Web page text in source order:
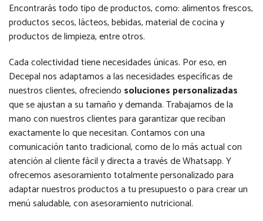
Encontrarás todo tipo de productos, como: alimentos frescos,
productos secos, lácteos, bebidas, material de cocina y
productos de limpieza, entre otros.
Cada colectividad tiene necesidades únicas. Por eso, en
Decepal nos adaptamos a las necesidades específicas de
nuestros clientes, ofreciendo soluciones personalizadas
que se ajustan a su tamaño y demanda. Trabajamos de la
mano con nuestros clientes para garantizar que reciban
exactamente lo que necesitan. Contamos con una
comunicación tanto tradicional, como de lo más actual con
atención al cliente fácil y directa a través de Whatsapp. Y
ofrecemos asesoramiento totalmente personalizado para
adaptar nuestros productos a tu presupuesto o para crear un
menú saludable, con asesoramiento nutricional.